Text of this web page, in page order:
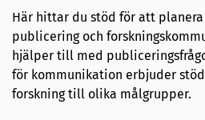
Här hittar du stöd för att
publicering och
hjälper till med
för kommunikation erbjuder
forskning till olika målgrupper.